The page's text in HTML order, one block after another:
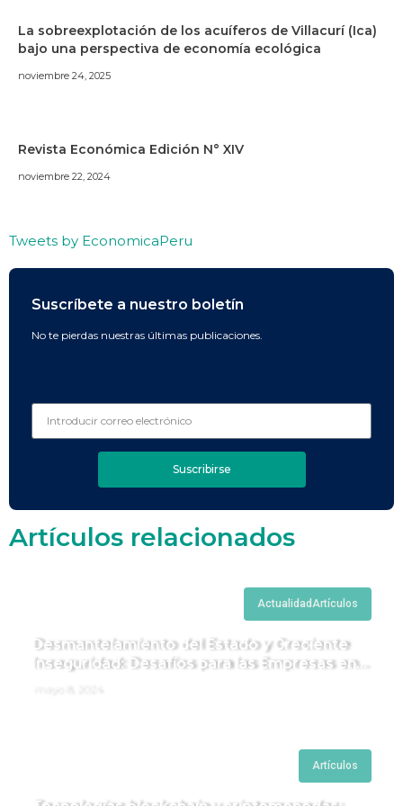
La sobreexplotación de los acuíferos de Villacurí (Ica)
bajo una perspectiva de economía ecológica
noviembre 24, 2025
Revista Económica Edición N° XIV
noviembre 22, 2024
Tweets by EconomicaPeru
Suscríbete a nuestro boletín
No te pierdas nuestras últimas publicaciones.
Suscribirse
Artículos relacionados
ActualidadArtículos
Desmantelamiento del Estado y Creciente
Inseguridad: Desafíos para las Empresas en
Artículos